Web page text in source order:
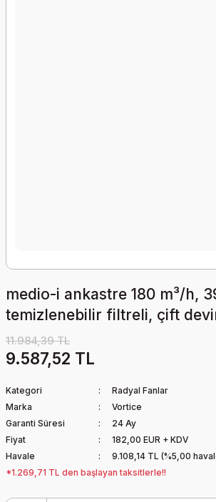
medio-i ankastre 180 m³/h,
temizlenebilir filtreli, çift
11.984,39 TL
9.587,52 TL
Kategori
Radyal Fanlar
Marka
Vortice
Garanti Süresi
24 Ay
Fiyat
182,00 EUR + KDV
Havale
9.108,14 TL (%5,00
*1.269,71 TL den başlayan taksitlerle!!